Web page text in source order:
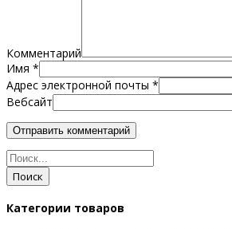
Комментарий
Имя *
Адрес электронной почты *
Вебсайт
Поиск
Категории товаров